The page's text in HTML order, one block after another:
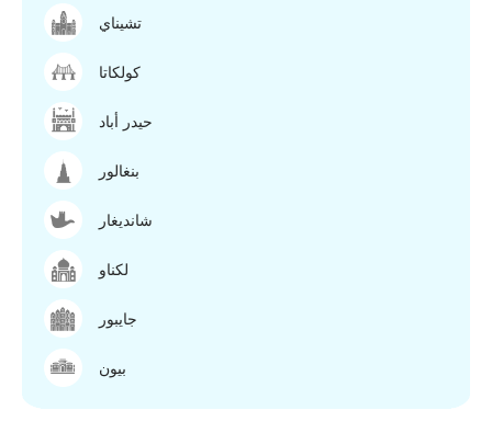
تشيناي
كولكاتا
حيدر أباد
بنغالور
شانديغار
لكناو
جايبور
بيون